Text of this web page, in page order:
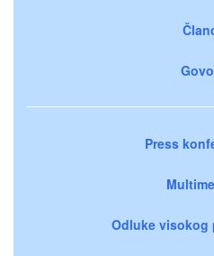
Press
Odluke visokog